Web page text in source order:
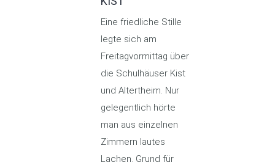
Eine friedliche Stille
legte sich am
Freitagvormittag über
die Schulhäuser Kist
und Altertheim. Nur
gelegentlich hörte
man aus einzelnen
Zimmern lautes
Lachen. Grund für